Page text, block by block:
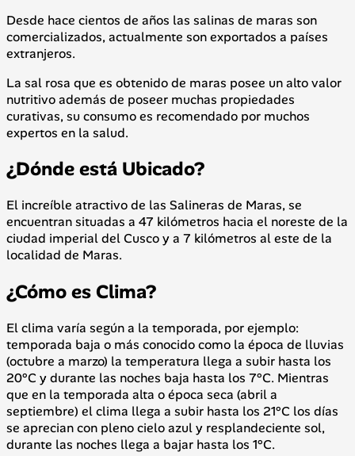
Desde hace cientos de años las salinas de maras son
comercializados, actualmente son exportados a países
extranjeros.
La sal rosa que es obtenido de maras posee un alto valor
nutritivo además de poseer muchas propiedades
curativas, su consumo es recomendado por muchos
expertos en la salud.
¿Dónde está Ubicado?
El increíble atractivo de las Salineras de Maras, se
encuentran situadas a 47 kilómetros hacia el noreste de la
ciudad imperial del Cusco y a 7 kilómetros al este de la
localidad de Maras.
¿Cómo es Clima?
El clima varía según a la temporada, por ejemplo:
temporada baja o más conocido como la época de lluvias
(octubre a marzo) la temperatura llega a subir hasta los
20°C y durante las noches baja hasta los 7°C. Mientras
que en la temporada alta o época seca (abril a
septiembre) el clima llega a subir hasta los 21°C los días
se aprecian con pleno cielo azul y resplandeciente sol,
durante las noches llega a bajar hasta los 1°C.